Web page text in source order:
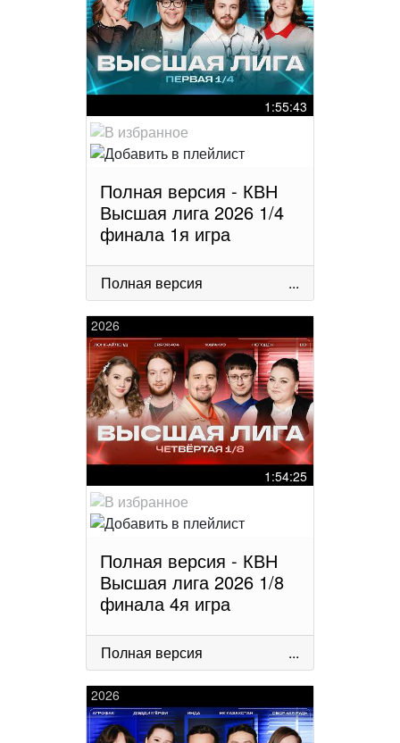
1:55:43
Полная версия - КВН
Высшая лига 2026 1/4
финала 1я игра
Полная версия ...
2026
1:54:25
Полная версия - КВН
Высшая лига 2026 1/8
финала 4я игра
Полная версия ...
2026